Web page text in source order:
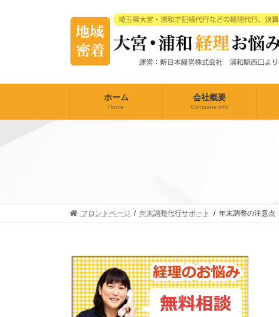
ホーム
Home
会社概要
Company info
フロントページ 年末調整代行サポート 年末調整の注意点